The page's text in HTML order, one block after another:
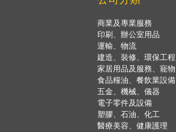
商業及專業服務
印刷、辦公室用品
運輸、物流
建造、裝修、環保工程
家居用品及服務、寵物
食品糧油、餐飲業設備
五金、機械、儀器
電子零件及設備
塑膠、石油、化工
醫療美容、健康護理